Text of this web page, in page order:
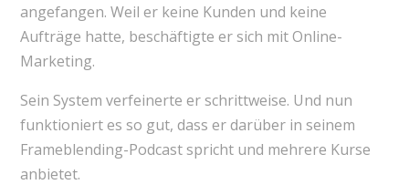
angefangen. Weil er keine Kunden und keine
Aufträge hatte, beschäftigte er sich mit Online-
Marketing.
Sein System verfeinerte er schrittweise. Und nun
funktioniert es so gut, dass er darüber in seinem
Frameblending-Podcast spricht und mehrere Kurse
anbietet.